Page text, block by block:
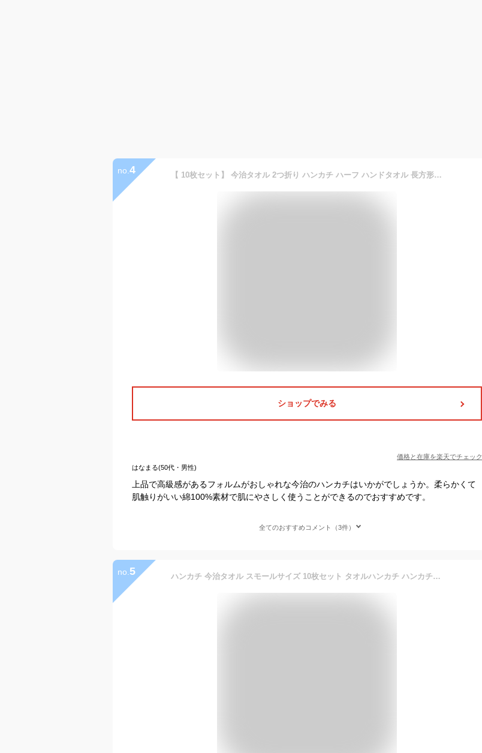
no. 4 【 10枚セット】 今治タオル 2つ折り ハンカチ ハーフ ハンドタオル 長方形 父の日 プレゼント ハーフミニタオル メンズ レディース 日本製 綿100％ 無地 薄手 かさばらない 男性 紳士 軽い ギフト お返し 13×25cm 10枚 セット
ショップでみる
価格と在庫を楽天でチェック
はなまる(50代・男性)
上品で高級感があるフォルムがおしゃれな今治のハンカチはいかがでしょうか。柔らかくて
肌触りがいい綿100%素材で肌にやさしく使うことができるのでおすすめです。
全てのおすすめコメント（3件）
no. 5 ハンカチ 今治タオル スモールサイズ 10枚セット タオルハンカチ ハンカチタオル メンズ レディース キッズ 日本製 20cm 退職 退任 転勤 御礼 お礼 卒業 卒園 引越し 挨拶 お返し ギフト プレゼント 内祝い プチギフト 子供用 母の日 父の日